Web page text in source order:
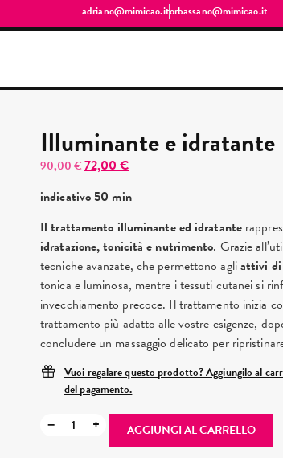
adriano@mimicao.itorbassano@mimicao.it
Illuminante e idratante
90,00€72,00€
indicativo 50 min
Il trattamento illuminante ed idratante
idratazione, tonicità e nutrimento. Grazie
tecniche avanzate, che permettono agliattivi di
tonica e luminosa, mentre i tessuti cutanei si
invecchiamento precoce. Il trattamento inizia
trattamento più adatto alle vostre esigenze,
concludere un massaggio delicato per
Vuoi regalare questo prodotto? Aggiungilo al
del pagamento.
− + AGGIUNGI AL CARRELLO